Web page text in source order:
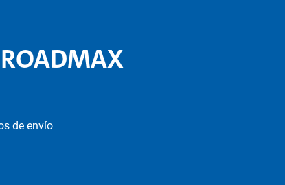
de envío